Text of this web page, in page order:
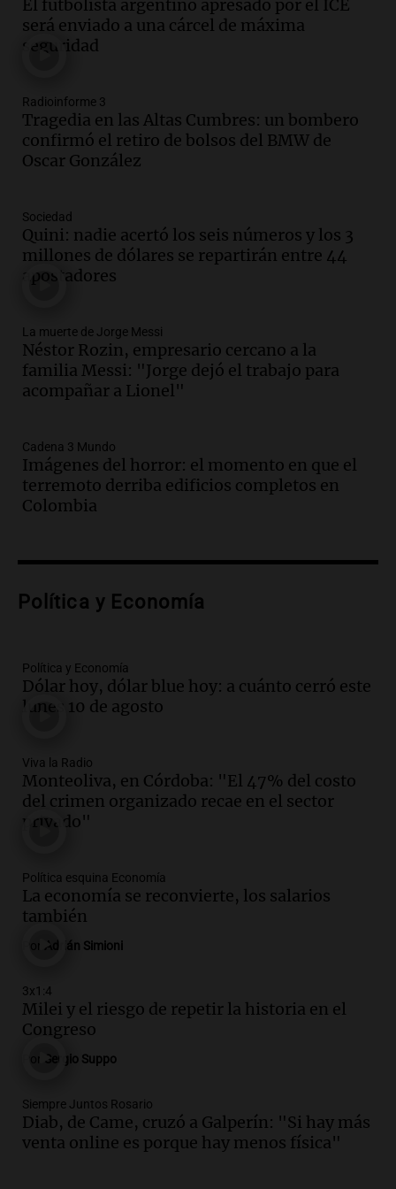
de la Fuerza Aérea Argentina en Río
Cuarto
Panorama Federal
Audio.Temblor percibido en el Eje
Cafetero de Colombia genera
preocupación en la población local
Panorama Federal
figura del fútbol argentino comparte su
lucha y recuperación emocional
Panorama Federal
Episodios
Mendoza visitó su colegio, que participa
en Grupos Corales
Edición 2026
Episodios
detalles sobre la esperada visita del Papa
a Córdoba en noviembre
Panorama Federal
Episodios
sabía si salir corriendo"
Episodios
zonas cálidas y frías
Panorama Federal
Episodios
aún no define su participación mientras
se negocian zonas frías y cálidas
Panorama Federal
Episodios
en Juárez Celman
Viva la Radio
Episodios
Audio.Juan Manzur insinúa su posible
Panorama Federal
Episodios
Audio.Continúa el juicio a Óscar
Panorama Federal
Episodios
El futbolista argentino apresado por el ICE
será enviado a una cárcel de máxima
seguridad
Radioinforme 3
Tragedia en las Altas Cumbres: un bombero
confirmó el retiro de bolsos del BMW de
Oscar González
Sociedad
Quini: nadie acertó los seis números y los 3
millones de dólares se repartirán entre 44
apostadores
La muerte de Jorge Messi
Néstor Rozin, empresario cercano a la
familia Messi: "Jorge dejó el trabajo para
acompañar a Lionel"
Cadena 3 Mundo
Imágenes del horror: el momento en que el
terremoto derriba edificios completos en
Colombia
Política y Economía
Política y Economía
Dólar hoy, dólar blue hoy: a cuánto cerró este
lunes 10 de agosto
Viva la Radio
Monteoliva, en Córdoba: "El 47% del costo
del crimen organizado recae en el sector
privado"
Política esquina Economía
La economía se reconvierte, los salarios
también
Adrián Simioni
3x1:4
Milei y el riesgo de repetir la historia en el
Congreso
Sergio Suppo
Siempre Juntos Rosario
Diab, de Came, cruzó a Galperín: "Si hay más
venta online es porque hay menos física"